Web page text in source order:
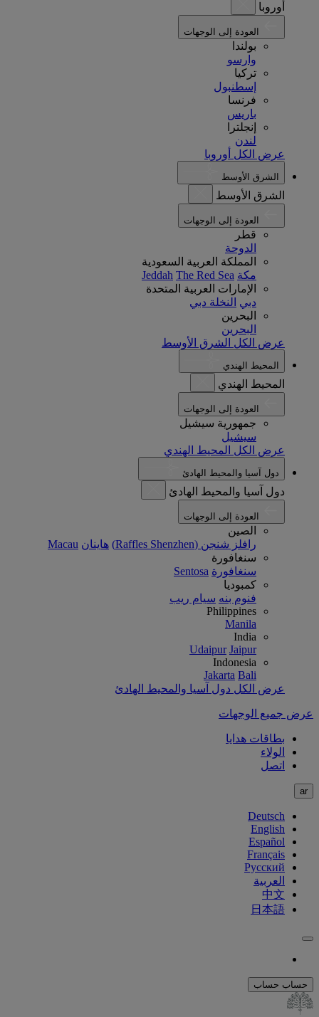
أوروبا
بولندا
وارسو
تركيا
إسطنبول
فرنسا
باريس
إنجلترا
لندن
عرض الكل أوروبا
الشرق الأوسط
الشرق الأوسط
قطر
الدوحة
المملكة العربية السعودية
مكة
Jeddah The Red Sea
الإمارات العربية المتحدة
دبي النخلة دبي
البحرين
البحرين
عرض الكل الشرق الأوسط
المحيط الهندي
المحيط الهندي
جمهورية سيشيل
سيشيل
عرض الكل المحيط الهندي
دول آسيا والمحيط الهادئ
دول آسيا والمحيط الهادئ
الصين
رافلز شنجن (Raffles Shenzhen)
هاينان Macau
سنغافورة
سنغافورة Sentosa
كمبوديا
فنوم بنه سيام ريب
Philippines
Manila
India
Udaipur Jaipur
Indonesia
Jakarta Bali
عرض الكل دول آسيا والمحيط الهادئ
عرض جميع الوجهات
بطاقات هدايا
الولاء
اتصل
ar
Deutsch
English
Español
Français
Русский
العربية
中文
日本語
حساب حساب